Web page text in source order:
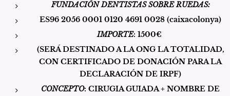
FUNDACIÓN DENTISTAS SOBRE RUEDAS:
ES96 2056 0001 0120 4691 0028 (caixacolonya)
IMPORTE: 1500€
(SERÁ DESTINADO A LA ONG LA TOTALIDAD,
CON CERTIFICADO DE DONACIÓN PARA LA
DECLARACIÓN DE IRPF)
CONCEPTO: CIRUGIA GUIADA + NOMBRE DE